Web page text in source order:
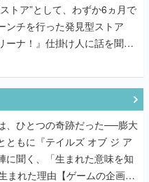
トア”として、わずか6ヵ月で
ンチを行った発見型ストア
ーナ！』仕掛け人に話を聞い
、ひとつの奇跡だった──膨大
ともに『テイルズ オブ ジ ア
に聞く、「生まれた意味を知
まれた理由【ゲームの企画